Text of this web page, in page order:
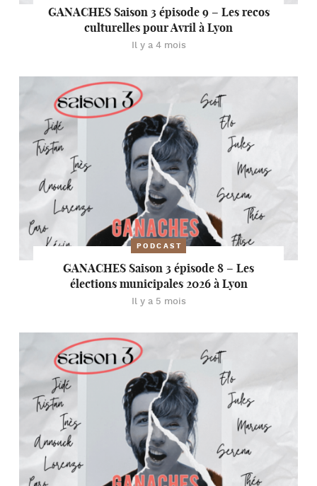
GANACHES Saison 3 épisode 9 – Les recos
culturelles pour Avril à Lyon
Il y a 4 mois
PODCAST
GANACHES Saison 3 épisode 8 – Les
élections municipales 2026 à Lyon
Il y a 5 mois